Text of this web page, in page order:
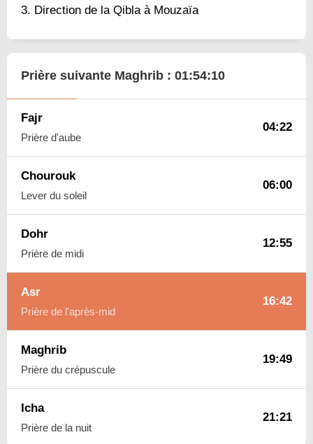
Direction de la Qibla à Mouzaïa
Prière suivante Maghrib : 01:54:09
Fajr
Prière d'aube
04:22
Chourouk
Lever du soleil
06:00
Dohr
Prière de midi
12:55
Asr
Prière de l'après-mid
16:42
Maghrib
Prière du crépuscule
19:49
Icha
Prière de la nuit
21:21